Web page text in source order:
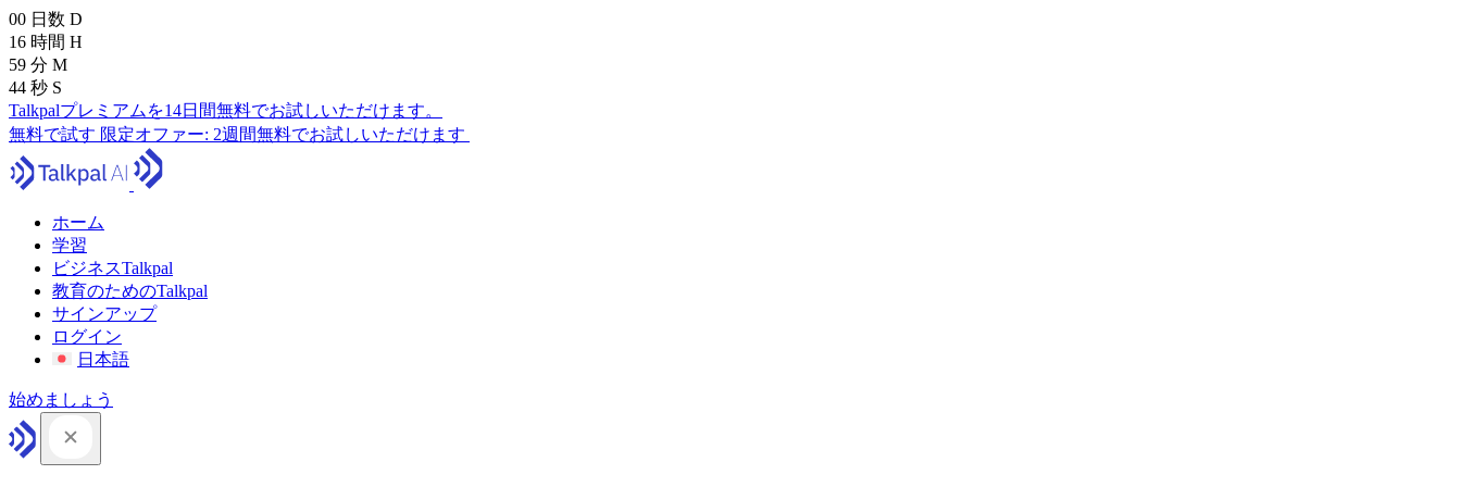
00 日数 D
16 時間 H
59 分 M
43 秒 S
Talkpalプレミアムを14日間無料でお試しいただけます。
無料で試す 限定オファー: 2週間無料でお試しいただけます
ホーム
学習
ビジネスTalkpal
教育のためのTalkpal
サインアップ
ログイン
日本語
始めましょう